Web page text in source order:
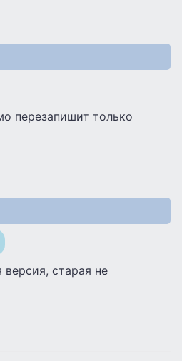
перезапишит только
версия, старая не